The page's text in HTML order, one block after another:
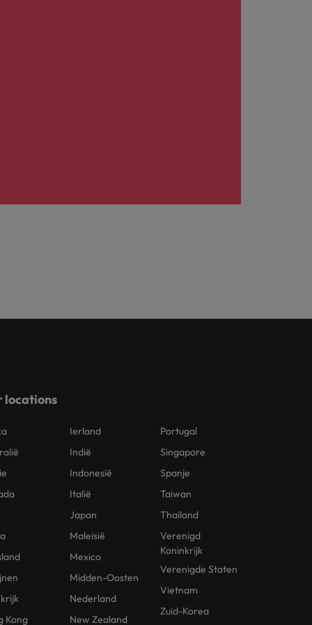
locations
Kong
Ierland
Indië
Indonesië
Italië
Japan
Maleisië
Mexico
Midden-Oosten
Nederland
New Zealand
Portugal
Singapore
Spanje
Taiwan
Thailand
Verenigd
Koninkrijk
Verenigde Staten
Vietnam
Zuid-Korea